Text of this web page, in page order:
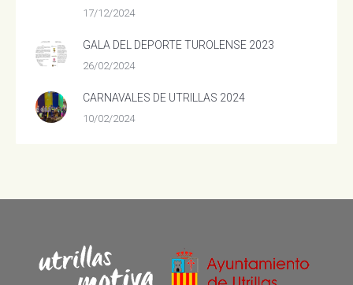
17/12/2024
GALA DEL DEPORTE TUROLENSE 2023
26/02/2024
CARNAVALES DE UTRILLAS 2024
10/02/2024